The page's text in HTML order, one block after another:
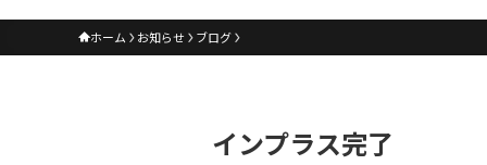
ホーム お知らせ ブログ
インプラス完了